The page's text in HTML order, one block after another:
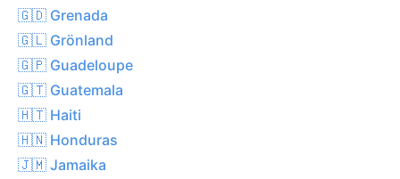
🇬🇩 Grenada
🇬🇱 Grönland
🇬🇵 Guadeloupe
🇬🇹 Guatemala
🇭🇹 Haiti
🇭🇳 Honduras
🇯🇲 Jamaika